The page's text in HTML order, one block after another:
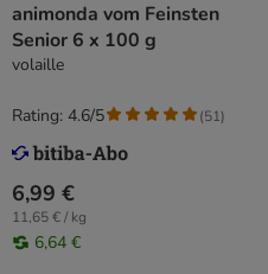
animonda vom Feinsten
Senior 6 x 100 g
volaille
6,99 €
11,65 € / kg
6,64 €
Rating: 4.6/5 (51)